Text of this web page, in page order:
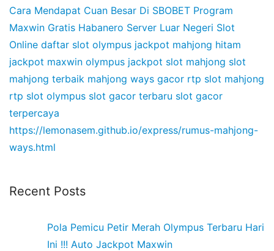
Cara Mendapat Cuan Besar Di SBOBET Program
Maxwin Gratis Habanero Server Luar Negeri Slot
Online daftar slot olympus jackpot mahjong hitam
jackpot maxwin olympus jackpot slot mahjong slot
mahjong terbaik mahjong ways gacor rtp slot mahjong
rtp slot olympus slot gacor terbaru slot gacor
terpercaya
https://lemonasem.github.io/express/rumus-mahjong-
ways.html
Recent Posts
Pola Pemicu Petir Merah Olympus Terbaru Hari
Ini !!! Auto Jackpot Maxwin